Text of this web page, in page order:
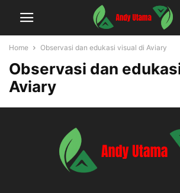
Home Observasi dan edukasi visual di Aviary
Observasi dan
Aviary